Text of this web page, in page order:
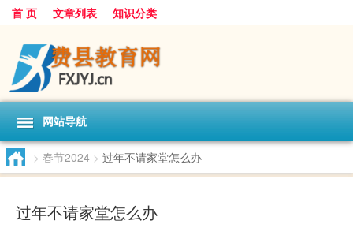
首 页 文章列表 知识分类
网站导航
> 春节2024 > 过年不请家堂怎么办
过年不请家堂怎么办